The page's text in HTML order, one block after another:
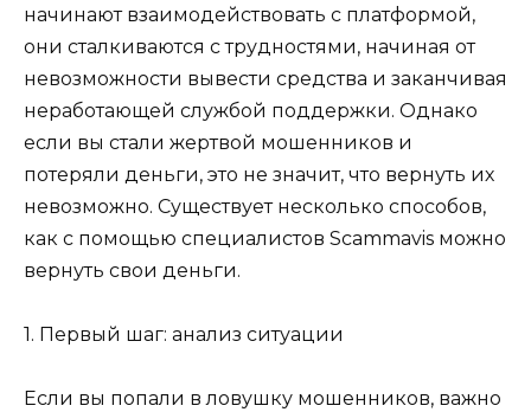
начинают взаимодействовать с платформой,
они сталкиваются с трудностями, начиная от
невозможности вывести средства и заканчивая
неработающей службой поддержки. Однако
если вы стали жертвой мошенников и
потеряли деньги, это не значит, что вернуть их
невозможно. Существует несколько способов,
как с помощью специалистов Scammavis можно
вернуть свои деньги.
1. Первый шаг: анализ ситуации
Если вы попали в ловушку мошенников, важно